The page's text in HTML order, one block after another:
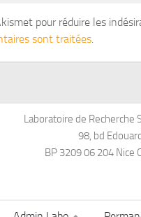
pour réduire les
sont traitées
Laboratoire de Recherche
98, bd
BP 3209 06 204 Nice